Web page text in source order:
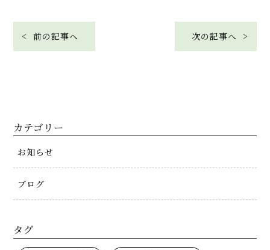
< 前の記事へ 次の記事へ >
カテゴリー
お知らせ
ブログ
タグ